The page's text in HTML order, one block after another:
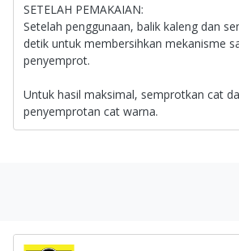
SETELAH PEMAKAIAN:
Setelah penggunaan, balik kaleng dan
detik untuk membersihkan mekanisme
penyemprot.
Untuk hasil maksimal, semprotkan cat
penyemprotan cat warna.